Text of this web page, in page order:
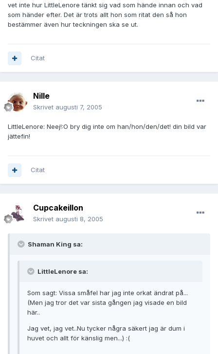
vet inte hur LittleLenore tänkt sig vad som hände innan och vad
som händer efter. Det är trots allt hon som ritat den så hon
bestämmer även hur teckningen ska se ut.
Citat
Nille
Skrivet augusti 7, 2005
LittleLenore: Neej!:O bry dig inte om han/hon/den/det! din bild var
jättefin!
Citat
Cupcakeillon
Skrivet augusti 8, 2005
Shaman King sa:
LittleLenore sa:
Som sagt: Vissa småfel har jag inte orkat ändrat på...
(Men jag tror det var sista gången jag visade en bild
här..
Jag vet, jag vet..Nu tycker några säkert jag är dum i
huvet och allt för känslig men...) :(